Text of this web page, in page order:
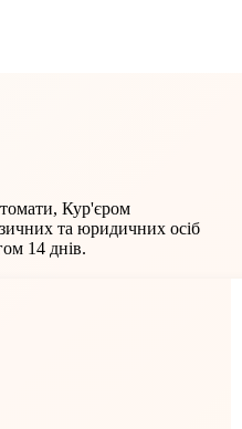
Кур'єром
та юридичних осіб
14 днів.